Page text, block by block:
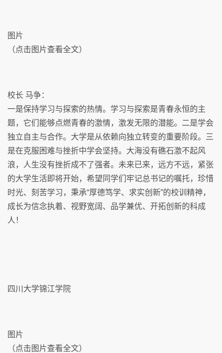
图片
（点击图片查看全文）
校长 马争：
一是保持学习与探索的热情。学习与探索是青春永恒的主
题，它们能够点燃青春的激情，激发无限的潜能。二是学会
独立自主与合作。大学是从依赖向独立转变的重要阶段。三
是在克服困难与挫折中学会坚持。大海没有礁石激不起风
浪，人生没有挫折成不了强者。未来已来，远方不远，紧张
的大学生活即将开始，希望同学们牢记总书记的嘱托，珍惜
时光、刻苦学习，秉承“厚德笃学、求实创新”的校训精神，
成长为信念执着、视野宽阔、品学兼优、开拓创新的科成
人！
四川大学锦江学院
图片
（点击图片查看全文）